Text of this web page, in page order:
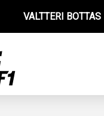
VALTTERI BOTTAS